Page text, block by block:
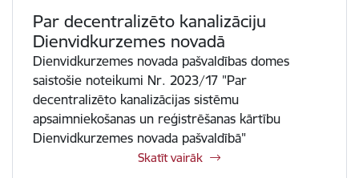
Par decentralizēto kanalizāciju
Dienvidkurzemes novadā
Dienvidkurzemes novada pašvaldības domes
saistošie noteikumi Nr. 2023/17 "Par
decentralizēto kanalizācijas sistēmu
apsaimniekošanas un reģistrēšanas kārtību
Dienvidkurzemes novada pašvaldībā"
Skatīt vairāk